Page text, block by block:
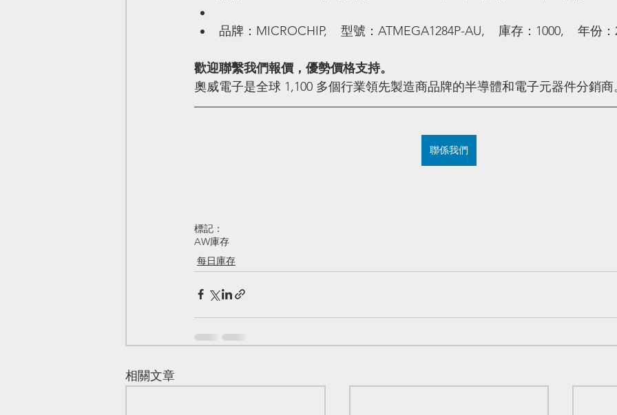
品牌：MICROCHIP,    型號：ATMEGA1284P-AU,    庫存：1000,    年份
歡迎聯繫我們報價，優勢價格支持。
奧威電子是全球 1,100 多個行業領先製造商品牌的半導體和電子元器件分銷商
聯係我們
標記：
AW庫存
每日庫存
相關文章